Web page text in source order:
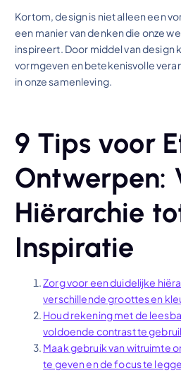
Kortom, design is niet alleen een
een manier van denken die onze
inspireert. Door middel van design
vormgeven en betekenisvolle
in onze samenleving.
9 Tips voor
Ontwerpen:
Hiërarchie
Inspiratie
Zorg voor een duidelijke
verschillende groottes en
Houd rekening met de
voldoende contrast te
Maak gebruik van witruimte
te geven en de focus te